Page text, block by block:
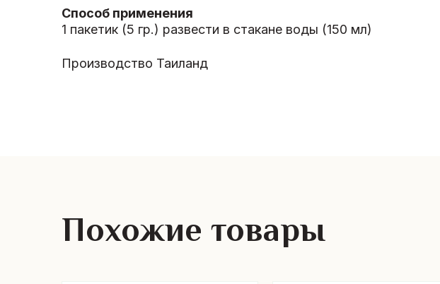
Способ применения
1 пакетик (5 гр.) развести в стакане воды (150 мл)
Производство Таиланд
Похожие товары